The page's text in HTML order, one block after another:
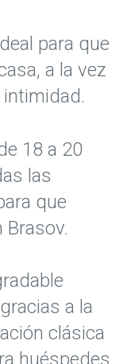
para que
a la vez
18 a 20
las
que
a la
clásica